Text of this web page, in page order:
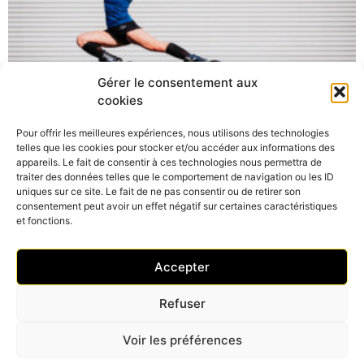
Gérer le consentement aux
cookies
Pour offrir les meilleures expériences, nous utilisons des technologies
telles que les cookies pour stocker et/ou accéder aux informations des
appareils. Le fait de consentir à ces technologies nous permettra de
traiter des données telles que le comportement de navigation ou les ID
uniques sur ce site. Le fait de ne pas consentir ou de retirer son
consentement peut avoir un effet négatif sur certaines caractéristiques
et fonctions.
Accepter
Refuser
Voir les préférences
Coach sportif à Lyon et Belleville
19 mai 2021
Aucun commentaire
Coach Sportif Lyon Belleville S’il y a bien une activité que j’ai
commencé à aimer ces derniers mois, c’est le sport. Il faut dire
qu’avant